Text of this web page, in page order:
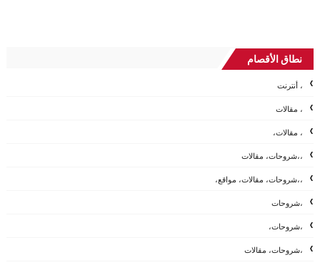
نطاق الأقصام
، أنترنت
، مقالات
، مقالات،
،،شروحات، مقالات
،،شروحات، مقالات، مواقع،
،شروحات
،شروحات،
،شروحات، مقالات